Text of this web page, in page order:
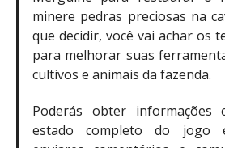
minere pedras preciosas na
que decidir, você vai achar os
para melhorar suas
cultivos e animais da fazenda.
Poderás obter informações
estado completo do jogo